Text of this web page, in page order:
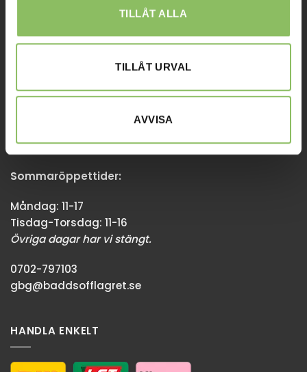
TILLÅT ALLA
TILLÅT URVAL
AVVISA
08-338300
info@baddsofflagret.se
GÖTEBORG
436 34 Askim
Sommaröppettider:
Måndag: 11-17
Tisdag-Torsdag: 11-16
Övriga dagar har vi stängt.
0702-797103
gbg@baddsofflagret.se
HANDLA ENKELT